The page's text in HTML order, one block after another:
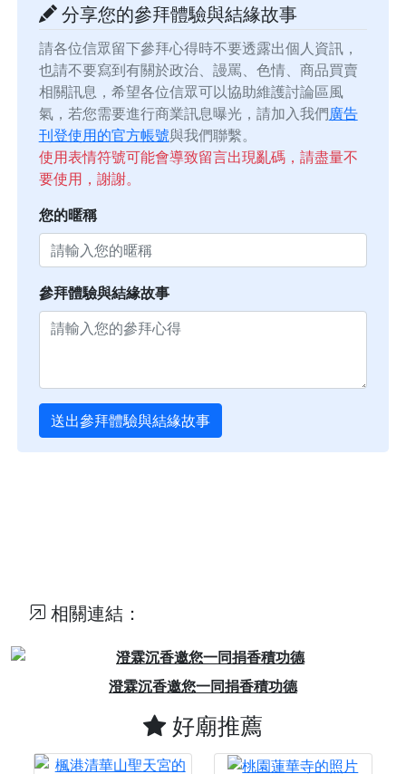
分享您的參拜體驗與結緣故事
請各位信眾留下參拜心得時不要透露出個人資訊，
也請不要寫到有關於政治、謾罵、色情、商品買賣
相關訊息，希望各位信眾可以協助維護討論區風
氣，若您需要進行商業訊息曝光，請加入我們廣告
刊登使用的官方帳號與我們聯繫。
使用表情符號可能會導致留言出現亂碼，請盡量不
要使用，謝謝。
您的暱稱
參拜體驗與結緣故事
送出參拜體驗與結緣故事
相關連結：
澄霖沉香邀您一同捐香積功德
好廟推薦